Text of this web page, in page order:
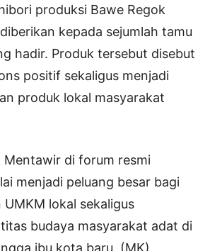
produksi Bawe Regok
kepada sejumlah tamu
hadir. Produk tersebut disebut
positif sekaligus menjadi
produk lokal masyarakat
Mentawir di forum resmi
menjadi peluang besar bagi
lokal sekaligus
budaya masyarakat adat di
ibu kota baru. (MK)